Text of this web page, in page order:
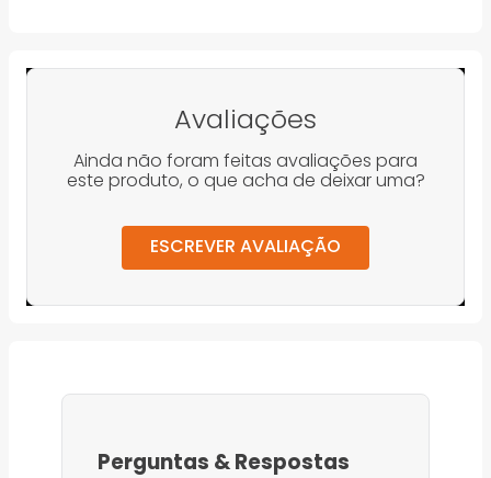
Avaliações
Ainda não foram feitas avaliações para
este produto, o que acha de deixar uma?
ESCREVER AVALIAÇÃO
Perguntas &Respostas